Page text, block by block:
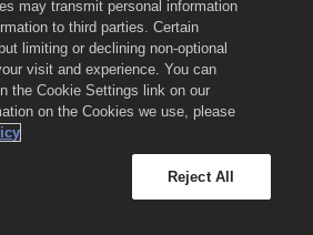
Cookie设置
城标识是Social Point S.L.所拥有的商标 保留所有权
运营的服务，其商品仅在龙城游戏内有效。 商品出售和
价将按地区各有不同。
may transmit personal information
to third parties. Certain
limiting or declining non-optional
visit and experience. You can
the Cookie Settings link on our
on the Cookies we use, please
Reject All